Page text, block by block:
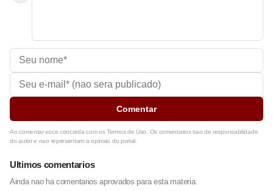
Comentar
Ao comentar voce concorda com os Termos de Uso. Os comentarios sao de responsabilidade
do autor e nao representam a opiniao do portal.
Ultimos comentarios
Ainda nao ha comentarios aprovados para esta materia.